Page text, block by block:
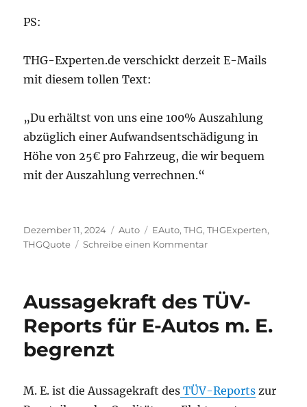
PS:
THG-Experten.de verschickt derzeit E-Mails
mit diesem tollen Text:
„Du erhältst von uns eine 100% Auszahlung
abzüglich einer Aufwandsentschädigung in
Höhe von 25€ pro Fahrzeug, die wir bequem
mit der Auszahlung verrechnen.“
Veröffentlicht
am
Dezember 11, 2024 Kategorien
Auto Schlagwörter
EAuto,THG,THGExperten,
THGQuote
Schreibe einen Kommentarzu
die
Anbieter
Quote?
Aussagekraft des TÜV-
Reports für E-Autos m. E.
begrenzt
M. E. ist die Aussagekraft des TÜV-Reports zur